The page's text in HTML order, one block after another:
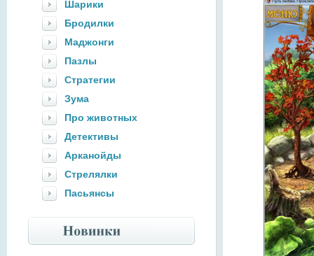
Шарики
Бродилки
Маджонги
Пазлы
Стратегии
Зума
Про животных
Детективы
Арканойды
Стрелялки
Пасьянсы